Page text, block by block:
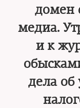
домен
медиа.
и к
дела об